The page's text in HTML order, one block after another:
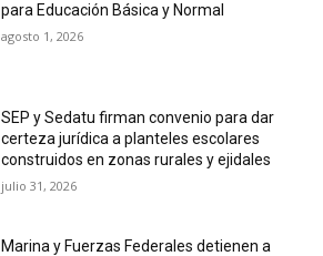
para Educación Básica y Normal
agosto 1, 2026
SEP y Sedatu firman convenio para dar
certeza jurídica a planteles escolares
construidos en zonas rurales y ejidales
julio 31, 2026
Marina y Fuerzas Federales detienen a